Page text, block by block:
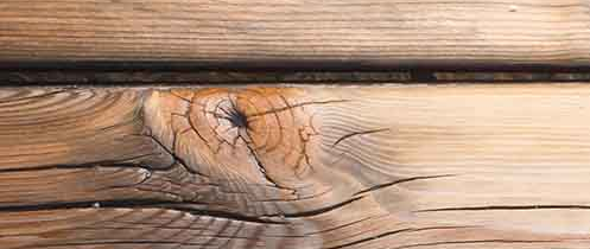
AudiQ3 Fahrschulauto(Schaltung)